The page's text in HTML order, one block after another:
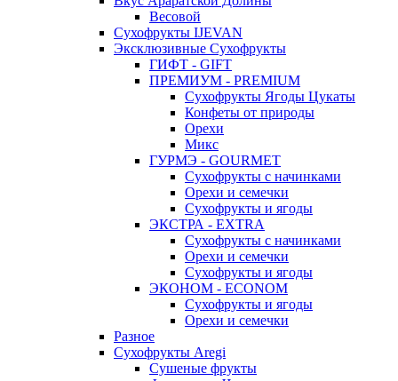
Весовой
Сухофрукты IJEVAN
Эксклюзивные Сухофрукты
ГИФТ - GIFT
ПРЕМИУМ - PREMIUM
Сухофрукты Ягоды Цукаты
Конфеты от природы
Орехи
Микс
ГУРМЭ - GOURMET
Сухофрукты с начинками
Орехи и семечки
Сухофрукты и ягоды
ЭКСТРА - EXTRA
Сухофрукты с начинками
Орехи и семечки
Сухофрукты и ягоды
ЭКОНОМ - ECONOM
Сухофрукты и ягоды
Орехи и семечки
Разное
Сухофрукты Aregi
Сушеные фрукты